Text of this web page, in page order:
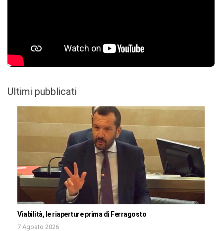
Ultimi pubblicati
Viabilità, le riaperture prima di Ferragosto
7 Agosto 2026